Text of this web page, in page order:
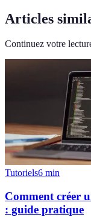
Articles
Continuez votre
Tutoriels6 min
Comment créer
: guide pratique